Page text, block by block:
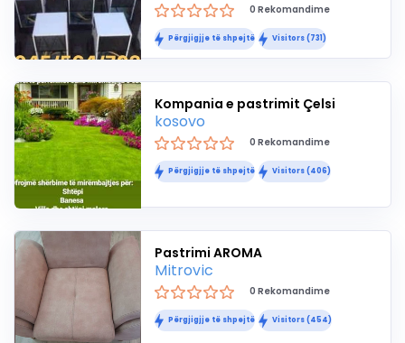
0 Rekomandime
Përgjigjje të shpejtë Visitors (731)
Kompania e pastrimit Çelsi
kosovo
0 Rekomandime
Përgjigjje të shpejtë Visitors (406)
Pastrimi AROMA
Mitrovic
0 Rekomandime
Përgjigjje të shpejtë Visitors (454)